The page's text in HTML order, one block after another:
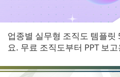
업종별 실무형 조직도 템플릿
요. 무료 조직도부터 PPT 보